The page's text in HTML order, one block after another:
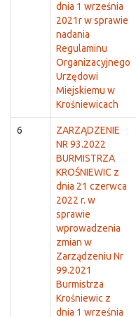
dnia 1 września
2021r w sprawie
nadania
Regulaminu
Organizacyjnego
Urzędowi
Miejskiemu w
Krośniewicach
6
ZARZĄDZENIE
NR 93.2022
BURMISTRZA
KROŚNIEWIC z
dnia 21 czerwca
2022 r. w
sprawie
wprowadzenia
zmian w
Zarządzeniu Nr
99.2021
Burmistrza
Krośniewic z
dnia 1 września